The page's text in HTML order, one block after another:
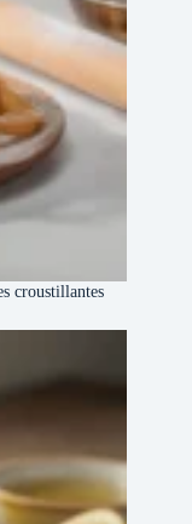
croustillantes